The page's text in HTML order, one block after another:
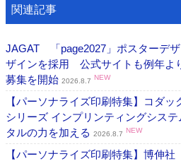
関連記事
JAGAT 「page2027」ポスターデ
ザインを採用 公式サイトも例年よ
募集を開始 2026.8.7 NEW
【パーソナライズ印刷特集】コダ
シリーズ インプリンティングシス
タルの力を加える 2026.8.7 NEW
【パーソナライズ印刷特集】博伸